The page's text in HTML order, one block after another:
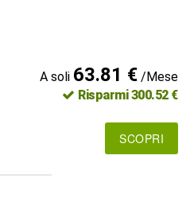
A soli 63.81 €/Mese
Risparmi 300.52 €
SCOPRI